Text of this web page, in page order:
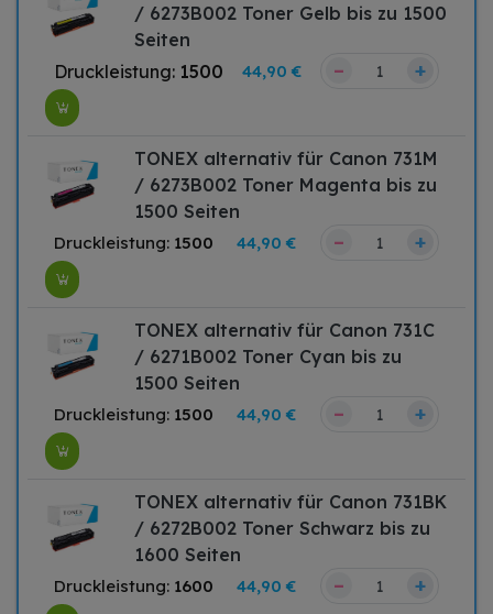
/ 6273B002 Toner Gelb bis zu 1500
Seiten
Druckleistung: 1500 44,90 € – +
TONEX alternativ für Canon 731M
/ 6273B002 Toner Magenta bis zu
1500 Seiten
Druckleistung: 1500 44,90 € – +
TONEX alternativ für Canon 731C
/ 6271B002 Toner Cyan bis zu
1500 Seiten
Druckleistung: 1500 44,90 € – +
TONEX alternativ für Canon 731BK
/ 6272B002 Toner Schwarz bis zu
1600 Seiten
Druckleistung: 1600 44,90 € – +